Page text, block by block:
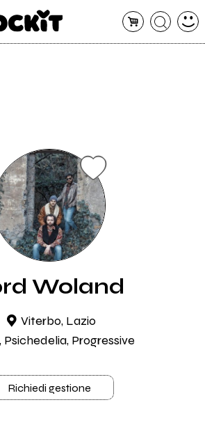
Woland
Viterbo, Lazio
Psichedelia, Progressive
Richiedi gestione